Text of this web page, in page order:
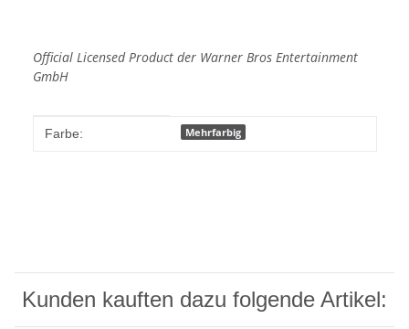
Official Licensed Product der Warner Bros Entertainment
GmbH
Produkteigenschaft
Wert
Farbe: Mehrfarbig
Kunden kauften dazu folgende Artikel: